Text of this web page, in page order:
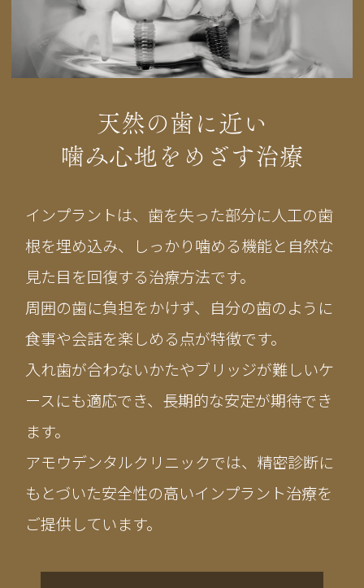
天然の歯に近い
噛み心地をめざす治療
インプラントは、歯を失った部分に人工の歯
根を埋め込み、しっかり噛める機能と自然な
見た目を回復する治療方法です。
周囲の歯に負担をかけず、自分の歯のように
食事や会話を楽しめる点が特徴です。
入れ歯が合わないかたやブリッジが難しいケ
ースにも適応でき、長期的な安定が期待でき
ます。
アモウデンタルクリニックでは、精密診断に
もとづいた安全性の高いインプラント治療を
ご提供しています。